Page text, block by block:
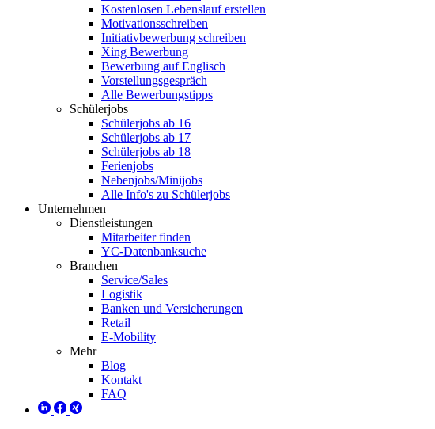
Kostenlosen Lebenslauf erstellen
Motivationsschreiben
Initiativbewerbung schreiben
Xing Bewerbung
Bewerbung auf Englisch
Vorstellungsgespräch
Alle Bewerbungstipps
Schülerjobs
Schülerjobs ab 16
Schülerjobs ab 17
Schülerjobs ab 18
Ferienjobs
Nebenjobs/Minijobs
Alle Info's zu Schülerjobs
Unternehmen
Dienstleistungen
Mitarbeiter finden
YC-Datenbanksuche
Branchen
Service/Sales
Logistik
Banken und Versicherungen
Retail
E-Mobility
Mehr
Blog
Kontakt
FAQ